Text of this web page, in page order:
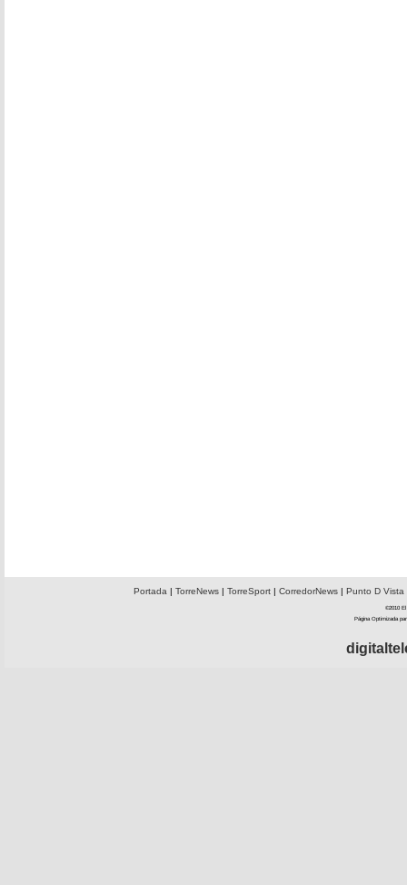
Portada | TorreNews| TorreSport| CorredorNews| Punto D Vista
©2010 El
Página Optimizada